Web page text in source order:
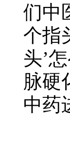
们中
个指
头’
脉硬
中药